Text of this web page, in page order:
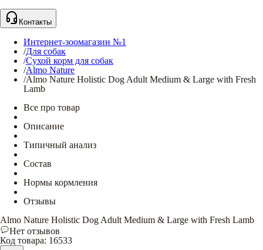
Контакты
Интернет-зоомагазин №1
/Для собак
/Сухой корм для собак
/Almo Nature
/Almo Nature Holistic Dog Adult Medium & Large with Fresh
Lamb
Все про товар
Описание
Типичный анализ
Состав
Нормы кормления
Отзывы
Almo Nature Holistic Dog Adult Medium & Large with Fresh Lamb
Нет отзывов
Код товара: 16533